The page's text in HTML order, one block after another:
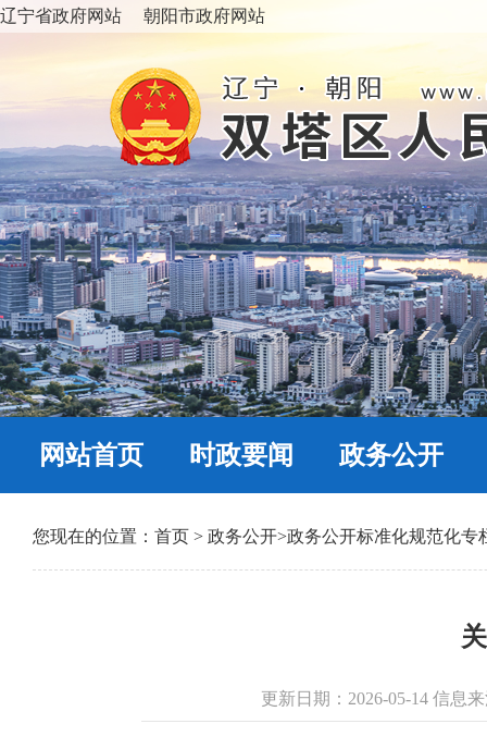
辽宁省政府网站 朝阳市政府网站
网站首页 时政要闻 政务公开
您现在的位置： 首页 > 政务公开>政务公开标准化规范化专
更新日期：2026-05-14 信息